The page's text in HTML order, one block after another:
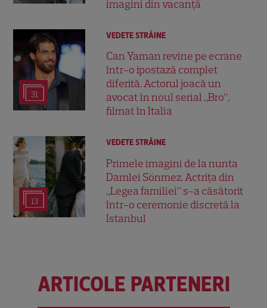
imagini din vacanță
31
VEDETE STRĂINE
Can Yaman revine pe ecrane
într-o ipostază complet
diferită. Actorul joacă un
avocat în noul serial „Bro”,
filmat în Italia
13
VEDETE STRĂINE
Primele imagini de la nunta
Damlei Sönmez. Actrița din
„Legea familiei” s-a căsătorit
într-o ceremonie discretă la
Istanbul
ARTICOLE PARTENERI